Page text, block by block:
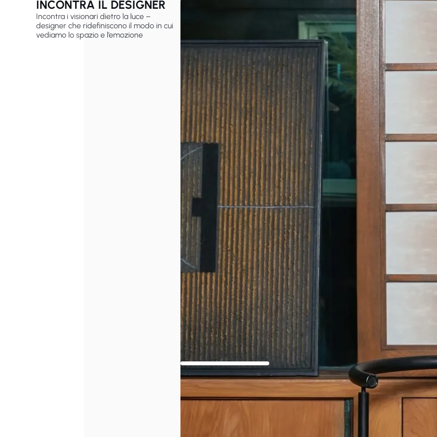
INCONTRA IL DESIGNER
Incontra i visionari dietro la luce –
designer che ridefiniscono il modo in cui
vediamo lo spazio e l’emozione